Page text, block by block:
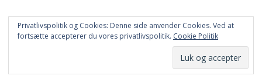
© DANSKE DIGITALE MEDIER A/S - NYHEDER, ANALYSER OG PERSPEKTIVER
Privatlivspolitik og Cookies: Denne side anvender Cookies. Ved at
fortsætte accepterer du vores privatlivspolitik. Cookie Politik